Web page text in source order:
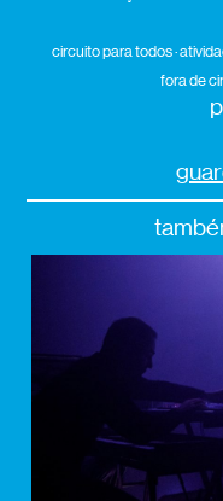
circuito para todos ·
fora de